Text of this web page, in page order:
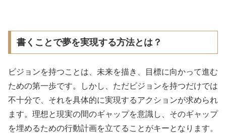
書くことで夢を実現する方法とは？
ビジョンを持つことは、未来を描き、目標に向かって進む
ための第一歩です。しかし、ただビジョンを持つだけでは
不十分で、それを具体的に実現するアクションが求められ
ます。理想と現実の間のギャップを意識し、そのギャップ
を埋めるための行動計画を立てることがキーとなります。